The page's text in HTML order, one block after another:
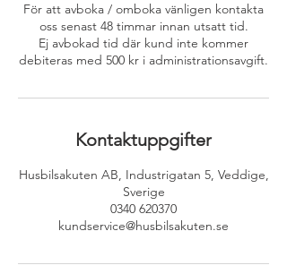
För att avboka / omboka vänligen kontakta
oss senast 48 timmar innan utsatt tid.
Ej avbokad tid där kund inte kommer
debiteras med 500 kr i administrationsavgift.
Kontaktuppgifter
Husbilsakuten AB, Industrigatan 5, Veddige,
Sverige
0340 620370
kundservice@husbilsakuten.se